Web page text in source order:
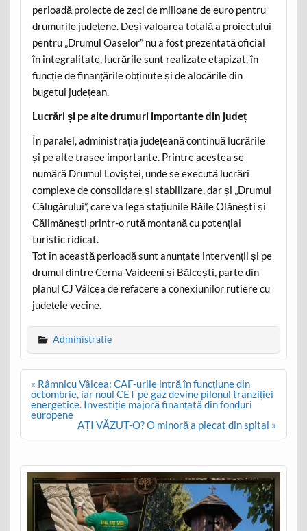
perioadă proiecte de zeci de milioane de euro pentru
drumurile județene. Deși valoarea totală a proiectului
pentru „Drumul Oaselor” nu a fost prezentată oficial
în integralitate, lucrările sunt realizate etapizat, în
funcție de finanțările obținute și de alocările din
bugetul județean.
Lucrări și pe alte drumuri importante din județ
În paralel, administrația județeană continuă lucrările
și pe alte trasee importante. Printre acestea se
numără Drumul Loviștei, unde se execută lucrări
complexe de consolidare și stabilizare, dar și „Drumul
Călugărului”, care va lega stațiunile Băile Olănești și
Călimănești printr-o rută montană cu potențial
turistic ridicat.
Tot în această perioadă sunt anunțate intervenții și pe
drumul dintre Cerna-Vaideeni și Bălcești, parte din
planul CJ Vâlcea de refacere a conexiunilor rutiere cu
județele vecine.
Administratie
Post
navigation
« Râmnicu Vâlcea: CAF-urile intră în funcțiune din
octombrie, iar noul CET pe gaz devine pilonul tranziției
energetice. Investiție majoră finanțată din fonduri
europene
AȚI VĂZUT-O? O minoră a plecat din spital »